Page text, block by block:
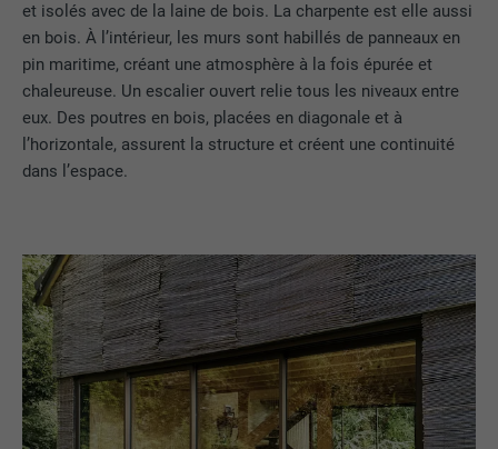
et isolés avec de la laine de bois. La charpente est elle aussi
en bois. À l’intérieur, les murs sont habillés de panneaux en
pin maritime, créant une atmosphère à la fois épurée et
chaleureuse. Un escalier ouvert relie tous les niveaux entre
eux. Des poutres en bois, placées en diagonale et à
l’horizontale, assurent la structure et créent une continuité
dans l’espace.